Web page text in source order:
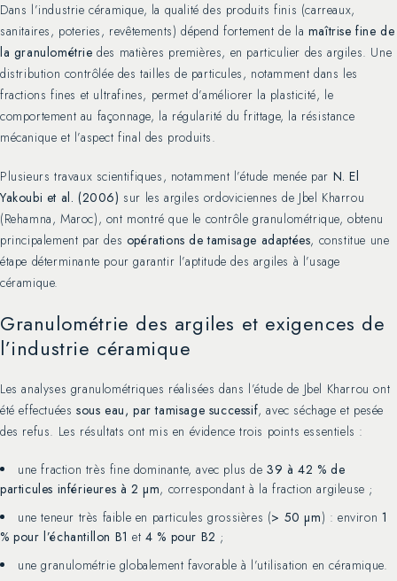
Dans l’industrie céramique, la qualité des produits finis (carreaux,
sanitaires, poteries, revêtements) dépend fortement de la maîtrise fine de
la granulométrie des matières premières, en particulier des argiles. Une
distribution contrôlée des tailles de particules, notamment dans les
fractions fines et ultrafines, permet d’améliorer la plasticité, le
comportement au façonnage, la régularité du frittage, la résistance
mécanique et l’aspect final des produits.
Plusieurs travaux scientifiques, notamment l’étude menée par N. El
Yakoubi et al. (2006) sur les argiles ordoviciennes de Jbel Kharrou
(Rehamna, Maroc), ont montré que le contrôle granulométrique, obtenu
principalement par des opérations de tamisage adaptées, constitue une
étape déterminante pour garantir l’aptitude des argiles à l’usage
céramique.
Granulométrie des argiles et exigences de
l’industrie céramique
Les analyses granulométriques réalisées dans l’étude de Jbel Kharrou ont
été effectuées sous eau, par tamisage successif, avec séchage et pesée
des refus. Les résultats ont mis en évidence trois points essentiels :
une fraction très fine dominante, avec plus de39 à 42 % de
particules inférieures à 2 µm, correspondant à la fraction argileuse ;
une teneur très faible en particules grossières (> 50 µm) : environ 1
% pour l’échantillon B1 et4 % pour B2 ;
une granulométrie globalement favorable à l’utilisation en céramique.